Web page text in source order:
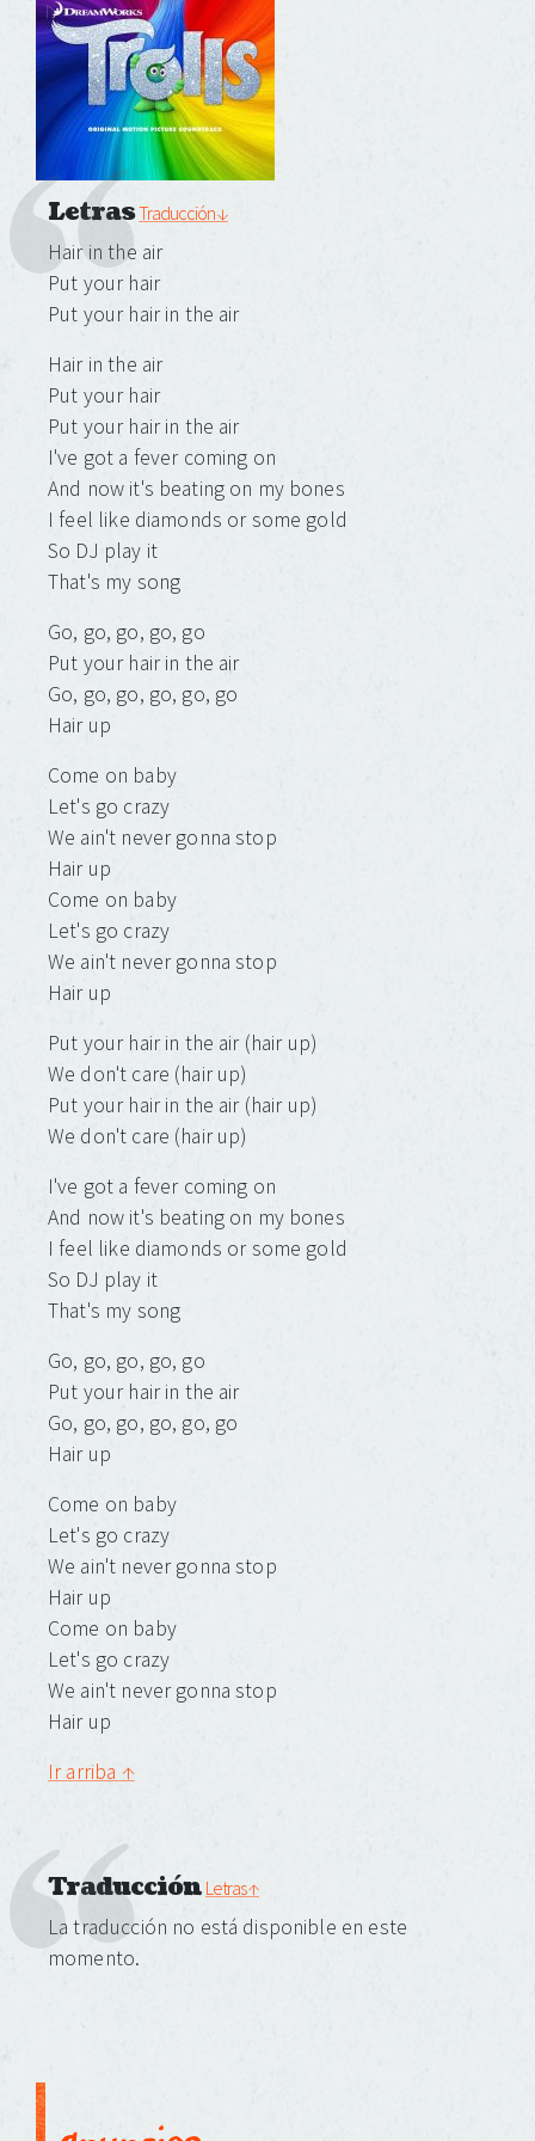
LetrasTraducción ↓
Hair in the air
Put your hair
Put your hair in the air
Hair in the air
Put your hair
Put your hair in the air
I've got a fever coming on
And now it's beating on my bones
I feel like diamonds or some gold
So DJ play it
That's my song
Go, go, go, go, go
Put your hair in the air
Go, go, go, go, go, go
Hair up
Come on baby
Let's go crazy
We ain't never gonna stop
Hair up
Come on baby
Let's go crazy
We ain't never gonna stop
Hair up
Put your hair in the air (hair up)
We don't care (hair up)
Put your hair in the air (hair up)
We don't care (hair up)
I've got a fever coming on
And now it's beating on my bones
I feel like diamonds or some gold
So DJ play it
That's my song
Go, go, go, go, go
Put your hair in the air
Go, go, go, go, go, go
Hair up
Come on baby
Let's go crazy
We ain't never gonna stop
Hair up
Come on baby
Let's go crazy
We ain't never gonna stop
Hair up
Ir arriba ↑
Traducción Letras ↑
La traducción no está disponible en este
momento.